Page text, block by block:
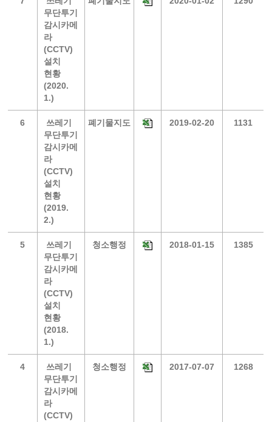
무단투기
감시카메
라
(CCTV)
설치
현황
(2020.
1.)
6
쓰레기
무단투기
감시카메
라
(CCTV)
설치
현황
(2019.
2.)
폐기물지도 2019-02-20 1131
5
쓰레기
무단투기
감시카메
라
(CCTV)
설치
현황
(2018.
1.)
청소행정 2018-01-15 1385
4
쓰레기
무단투기
감시카메
라
(CCTV)
청소행정 2017-07-07 1268